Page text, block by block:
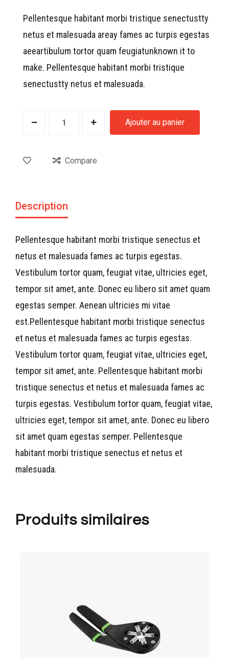
Pellentesque habitant morbi tristique senectustty
netus et malesuada areay fames ac turpis egestas
aeeartibulum tortor quam feugiatunknown it to
make. Pellentesque habitant morbi tristique
senectustty netus et malesuada.
Ajouter au panier
Compare
Description
Pellentesque habitant morbi tristique senectus et
netus et malesuada fames ac turpis egestas.
Vestibulum tortor quam, feugiat vitae, ultricies eget,
tempor sit amet, ante. Donec eu libero sit amet quam
egestas semper. Aenean ultricies mi vitae
est.Pellentesque habitant morbi tristique senectus
et netus et malesuada fames ac turpis egestas.
Vestibulum tortor quam, feugiat vitae, ultricies eget,
tempor sit amet, ante. Pellentesque habitant morbi
tristique senectus et netus et malesuada fames ac
turpis egestas. Vestibulum tortor quam, feugiat vitae,
ultricies eget, tempor sit amet, ante. Donec eu libero
sit amet quam egestas semper. Pellentesque
habitant morbi tristique senectus et netus et
malesuada.
Produits similaires